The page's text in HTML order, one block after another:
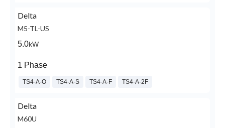
Delta
M5-TL-US
5.0kW
1 Phase
TS4-A-O TS4-A-S TS4-A-F TS4-A-2F
Delta
M60U